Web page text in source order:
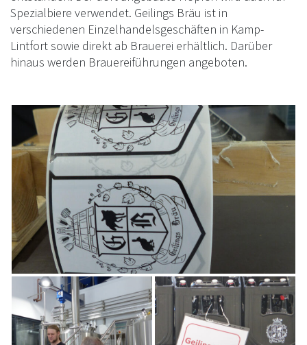
Spezialbiere verwendet. Geilings Bräu ist in
verschiedenen Einzelhandelsgeschäften in Kamp-
Lintfort sowie direkt ab Brauerei erhältlich. Darüber
hinaus werden Brauereiführungen angeboten.